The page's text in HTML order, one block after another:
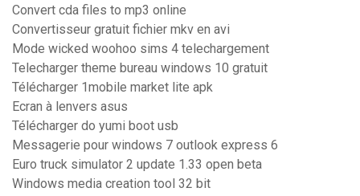
Convert cda files to mp3 online
Convertisseur gratuit fichier mkv en avi
Mode wicked woohoo sims 4 telechargement
Telecharger theme bureau windows 10 gratuit
Télécharger 1mobile market lite apk
Ecran à lenvers asus
Télécharger do yumi boot usb
Messagerie pour windows 7 outlook express 6
Euro truck simulator 2 update 1.33 open beta
Windows media creation tool 32 bit